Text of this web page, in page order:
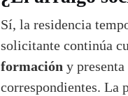
Sí, la residencia
solicitante continúa
formación y
correspondientes. La